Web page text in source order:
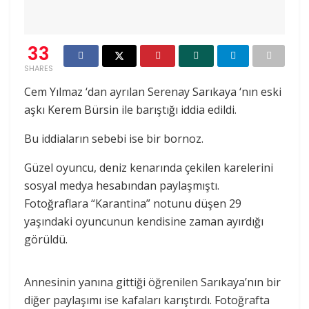
33
SHARES
Cem Yılmaz ‘dan ayrılan Serenay Sarıkaya ‘nın eski
aşkı Kerem Bürsin ile barıştığı iddia edildi.
Bu iddiaların sebebi ise bir bornoz.
Güzel oyuncu, deniz kenarında çekilen karelerini
sosyal medya hesabından paylaşmıştı.
Fotoğraflara “Karantina” notunu düşen 29
yaşındaki oyuncunun kendisine zaman ayırdığı
görüldü.
Annesinin yanına gittiği öğrenilen Sarıkaya’nın bir
diğer paylaşımı ise kafaları karıştırdı. Fotoğrafta